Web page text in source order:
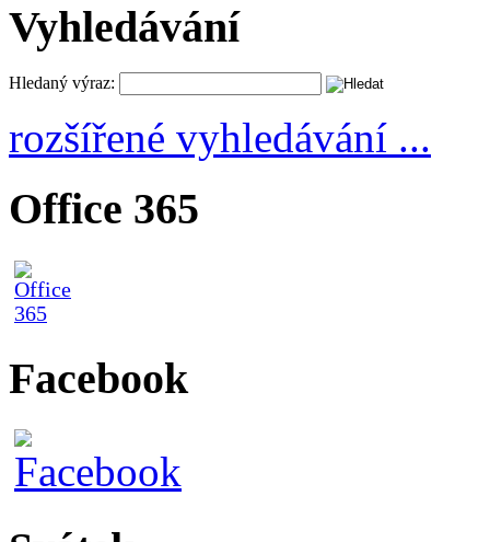
Vyhledávání
Hledaný výraz:
rozšířené vyhledávání ...
Office 365
Facebook